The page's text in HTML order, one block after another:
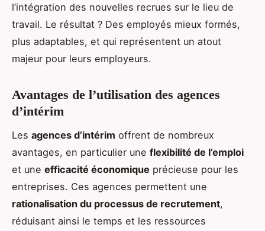
l’intégration des nouvelles recrues sur le lieu de
travail. Le résultat ? Des employés mieux formés,
plus adaptables, et qui représentent un atout
majeur pour leurs employeurs.
Avantages de l’utilisation des agences
d’intérim
Les agences d’intérim offrent de nombreux
avantages, en particulier une flexibilité de l’emploi
et une efficacité économique précieuse pour les
entreprises. Ces agences permettent une
rationalisation du processus de recrutement,
réduisant ainsi le temps et les ressources